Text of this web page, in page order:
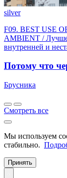
silver
F09. BEST USE
AMBIENT /
внутренней и
Потому что
Брусника
Смотреть все
Мы используем
стабильно.
Принять